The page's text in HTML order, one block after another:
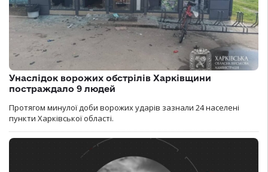
Унаслідок ворожих обстрілів Харківщини
постраждало 9 людей
Протягом минулої доби ворожих ударів зазнали 24 населені
пункти Харківської області.